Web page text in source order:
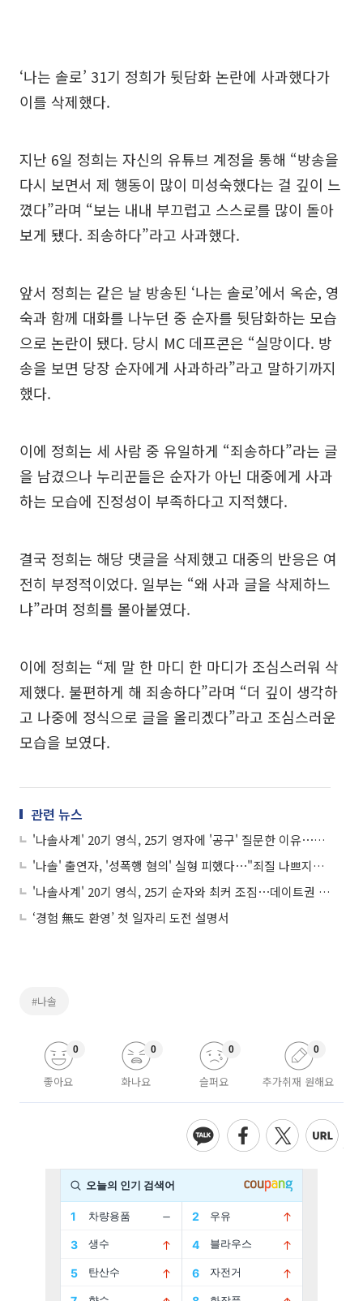
‘나는 솔로’ 31기 정희가 뒷담화 논란에 사과했다가
이를 삭제했다.
지난 6일 정희는 자신의 유튜브 계정을 통해 “방송을
다시 보면서 제 행동이 많이 미성숙했다는 걸 깊이 느
꼈다”라며 “보는 내내 부끄럽고 스스로를 많이 돌아
보게 됐다. 죄송하다”라고 사과했다.
앞서 정희는 같은 날 방송된 ‘나는 솔로’에서 옥순, 영
숙과 함께 대화를 나누던 중 순자를 뒷담화하는 모습
으로 논란이 됐다. 당시 MC 데프콘은 “실망이다. 방
송을 보면 당장 순자에게 사과하라”라고 말하기까지
했다.
이에 정희는 세 사람 중 유일하게 “죄송하다”라는 글
을 남겼으나 누리꾼들은 순자가 아닌 대중에게 사과
하는 모습에 진정성이 부족하다고 지적했다.
결국 정희는 해당 댓글을 삭제했고 대중의 반응은 여
전히 부정적이었다. 일부는 “왜 사과 글을 삭제하느
냐”라며 정희를 몰아붙였다.
이에 정희는 “제 말 한 마디 한 마디가 조심스러워 삭
제했다. 불편하게 해 죄송하다”라며 “더 깊이 생각하
고 나중에 정식으로 글을 올리겠다”라고 조심스러운
모습을 보였다.
관련 뉴스
'나솔사계' 20기 영식, 25기 영자에 '공구' 질문한 이유⋯"인플루언서 싫어"
'나솔' 출연자, '성폭행 혐의' 실형 피했다⋯"죄질 나쁘지만 피해자와 합의"
'나솔사계' 20기 영식, 25기 순자와 최커 조짐⋯데이트권 쌍방 사용 "서로에게 집중"
‘경험 無도 환영’ 첫 일자리 도전 설명서
#나솔
좋아요
0
화나요
0
슬퍼요
0
추가취재 원해요
0